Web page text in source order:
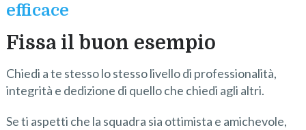
efficace
Fissa il buon esempio
Chiedi a te stesso lo stesso livello di professionalità,
integrità e dedizione di quello che chiedi agli altri.
Se ti aspetti che la squadra sia ottimista e amichevole,